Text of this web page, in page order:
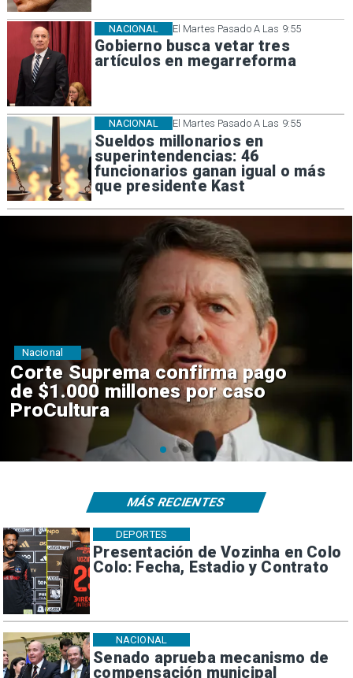
El Martes Pasado A Las 9:55
Gobierno busca vetar tres
artículos en megarreforma
NACIONAL
El Martes Pasado A Las 9:55
Sueldos millonarios en
superintendencias: 46
funcionarios ganan igual o más
que presidente Kast
NACIONAL
Codelco suspende
construcción de Andes Norte
en El Teniente por riesgos
sísmicos
Nacional
Presentación de Vozinha en Colo
Colo: Fecha, Estadio y Contrato
DEPORTES
Senado aprueba mecanismo de
compensación municipal
NACIONAL
MÁS RECIENTES